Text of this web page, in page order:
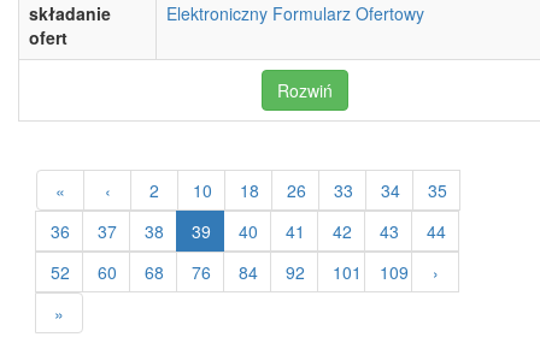
składanie
ofert
Elektroniczny Formularz Ofertowy
Rozwiń
« ‹ 2 10 18 26 33 34
35
36
37 38 39 40 41 42 43
44
52
60 68 76 84 92 101 109
›
»